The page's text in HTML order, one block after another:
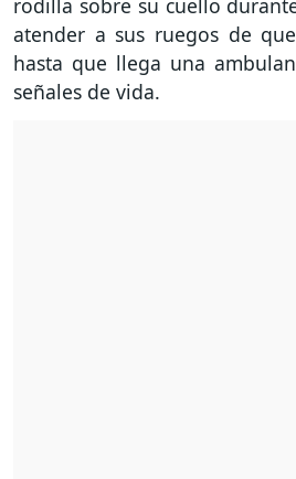
rodilla sobre su cuello
atender a sus ruegos de
hasta que llega una
señales de vida.